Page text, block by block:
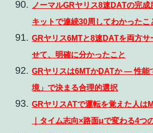
ノーマルGRヤリス8速DATの完
キットで連続30周してわかったこ
GRヤリス6MTと8速DATを両方サ
せて、明確に分かったこと
GRヤリスは6MTかDATか ― 性能
境」で決まる合理的選択
GRヤリスATで運転を覚えた人は
｜タイム志向×路面μで変わる4つ